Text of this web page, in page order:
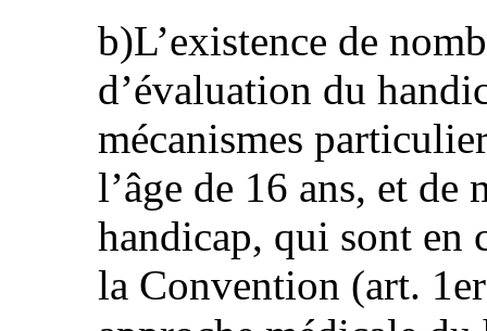
b)L’existence de
d’évaluation du
mécanismes
l’âge de 16 ans, et
handicap, qui sont en
la Convention (art.